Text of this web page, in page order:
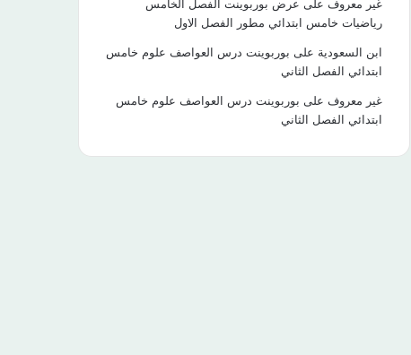
غير معروف على عرض بوربوينت الفصل الخامس
رياضيات خامس ابتدائي مطور الفصل الاول
ابن السعودية على بوربوينت درس العواصف علوم خامس
ابتدائي الفصل الثاني
غير معروف على بوربوينت درس العواصف علوم خامس
ابتدائي الفصل الثاني